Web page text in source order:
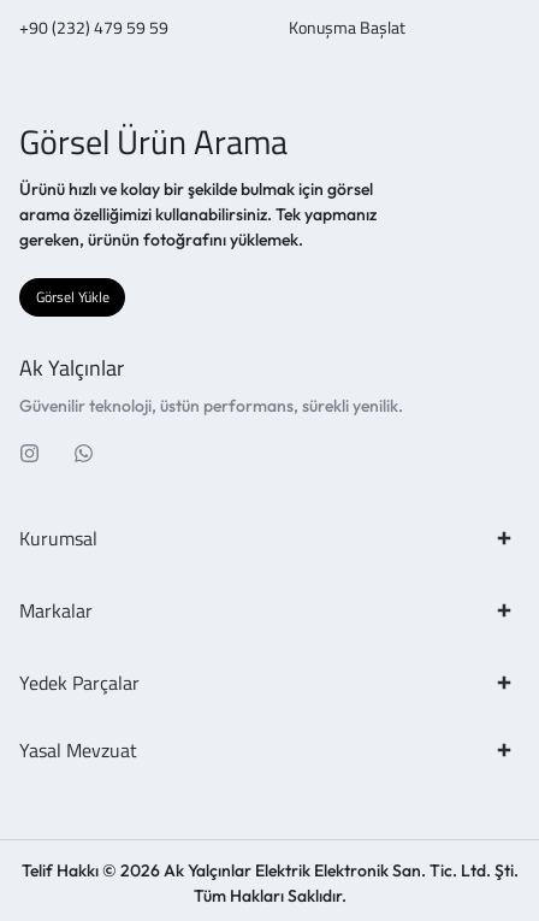
+90 (232) 479 59 59 Konuşma Başlat
Görsel Ürün Arama
Ürünü hızlı ve kolay bir şekilde bulmak için görsel
arama özelliğimizi kullanabilirsiniz. Tek yapmanız
gereken, ürünün fotoğrafını yüklemek.
Görsel Yükle
Ak Yalçınlar
Güvenilir teknoloji, üstün performans, sürekli yenilik.
Kurumsal
Markalar
Yedek Parçalar
Yasal Mevzuat
Telif Hakkı © 2026 Ak Yalçınlar Elektrik Elektronik San. Tic. Ltd. Şti.
Tüm Hakları Saklıdır.